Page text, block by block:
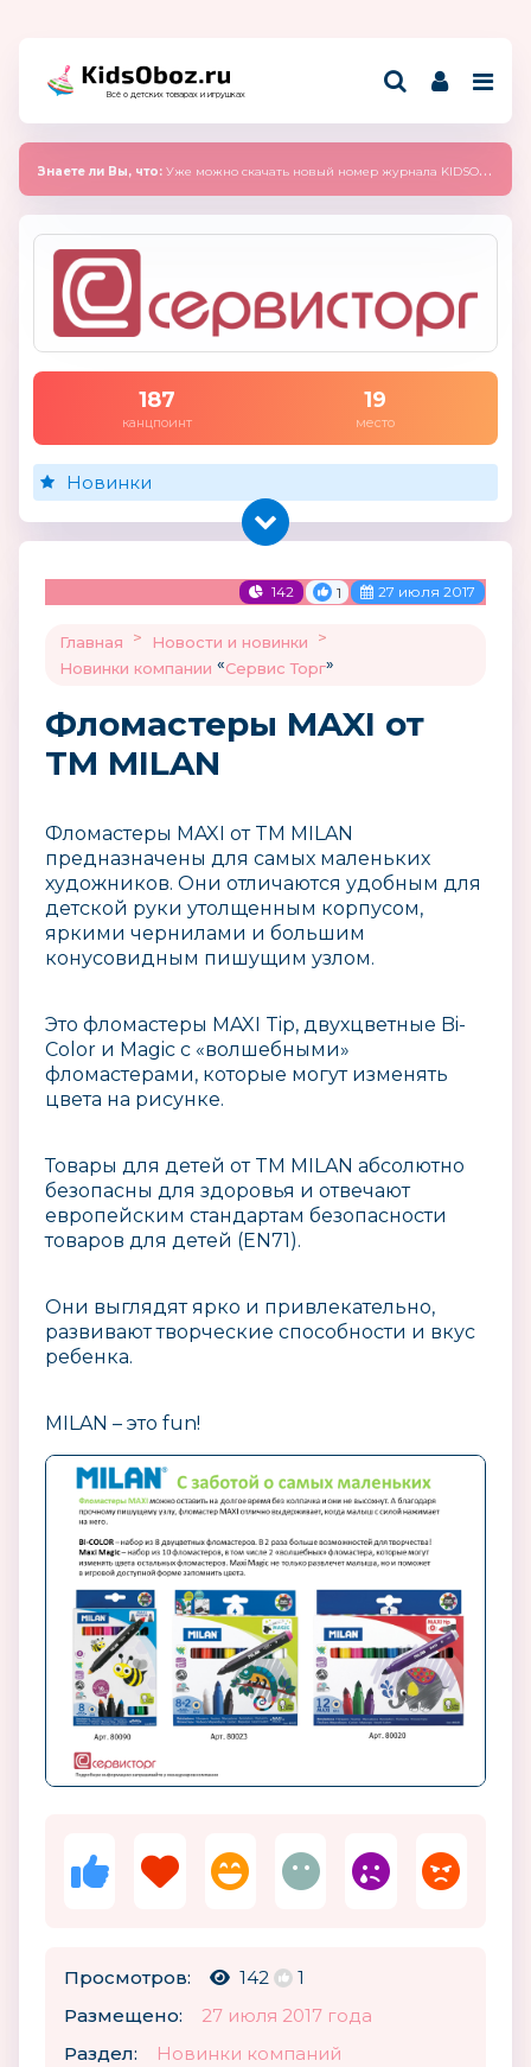
Всё о детских товарах и игрушках
Знаете ли Вы, что: Уже можно скачать новый номер журнала KIDSOBOZ 2025 (сентябрь)
187
канцпоинт
19
место
Новинки
142 1 27 июля 2017
Главная > Новости и новинки
>
Новинки компании «Сервис Торг»
Фломастеры MAXI от
TM MILAN
Фломастеры MAXI от TM MILAN
предназначены для самых маленьких
художников. Они отличаются удобным для
детской руки утолщенным корпусом,
яркими чернилами и большим
конусовидным пишущим узлом.
Это фломастеры MAXI Tip, двухцветные Bi-
Color и Magic с «волшебными»
фломастерами, которые могут изменять
цвета на рисунке.
Товары для детей от TM MILAN абсолютно
безопасны для здоровья и отвечают
европейским стандартам безопасности
товаров для детей (EN71).
Они выглядят ярко и привлекательно,
развивают творческие способности и вкус
ребенка.
MILAN – это fun!
Просмотров: 142
1
Размещено:
27 июля 2017 года
Раздел:
Новинки компаний